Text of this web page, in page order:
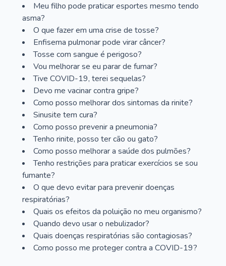
Meu filho pode praticar esportes mesmo tendo
asma?
O que fazer em uma crise de tosse?
Enfisema pulmonar pode virar câncer?
Tosse com sangue é perigoso?
Vou melhorar se eu parar de fumar?
Tive COVID-19, terei sequelas?
Devo me vacinar contra gripe?
Como posso melhorar dos sintomas da rinite?
Sinusite tem cura?
Como posso prevenir a pneumonia?
Tenho rinite, posso ter cão ou gato?
Como posso melhorar a saúde dos pulmões?
Tenho restrições para praticar exercícios se sou
fumante?
O que devo evitar para prevenir doenças
respiratórias?
Quais os efeitos da poluição no meu organismo?
Quando devo usar o nebulizador?
Quais doenças respiratórias são contagiosas?
Como posso me proteger contra a COVID-19?